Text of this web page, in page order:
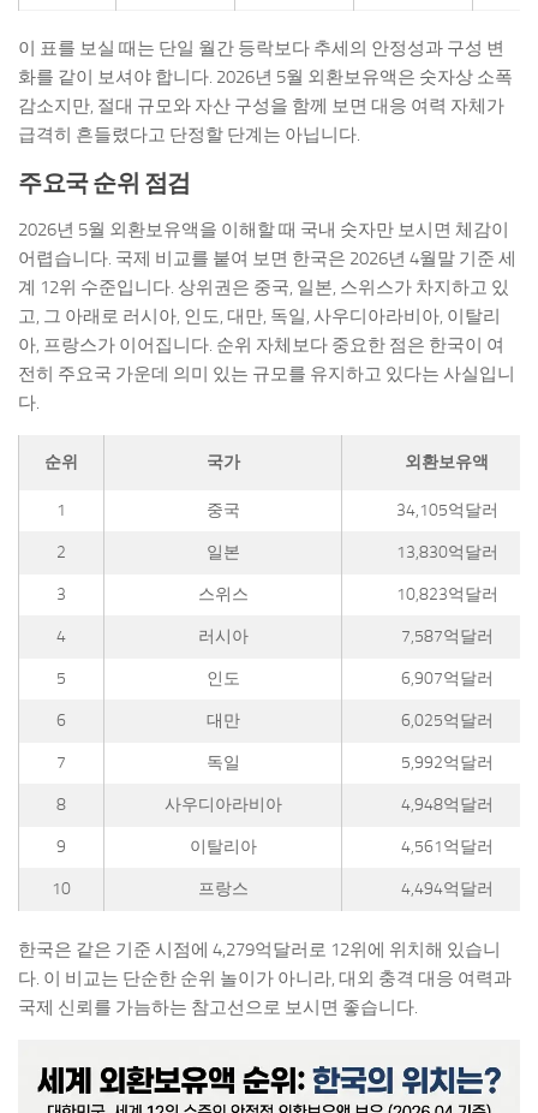
이 표를 보실 때는 단일 월간 등락보다 추세의 안정성과 구성 변
화를 같이 보셔야 합니다. 2026년 5월 외환보유액은 숫자상 소폭
감소지만, 절대 규모와 자산 구성을 함께 보면 대응 여력 자체가
급격히 흔들렸다고 단정할 단계는 아닙니다.
주요국 순위 점검
2026년 5월 외환보유액을 이해할 때 국내 숫자만 보시면 체감이
어렵습니다. 국제 비교를 붙여 보면 한국은 2026년 4월말 기준 세
계 12위 수준입니다. 상위권은 중국, 일본, 스위스가 차지하고 있
고, 그 아래로 러시아, 인도, 대만, 독일, 사우디아라비아, 이탈리
아, 프랑스가 이어집니다. 순위 자체보다 중요한 점은 한국이 여
전히 주요국 가운데 의미 있는 규모를 유지하고 있다는 사실입니
다.
순위 국가 외환보유액
1 중국 34,105억달러
2 일본 13,830억달러
3 스위스 10,823억달러
4 러시아 7,587억달러
5 인도 6,907억달러
6 대만 6,025억달러
7 독일 5,992억달러
8 사우디아라비아 4,948억달러
9 이탈리아 4,561억달러
10 프랑스 4,494억달러
한국은 같은 기준 시점에 4,279억달러로 12위에 위치해 있습니
다. 이 비교는 단순한 순위 놀이가 아니라, 대외 충격 대응 여력과
국제 신뢰를 가늠하는 참고선으로 보시면 좋습니다.